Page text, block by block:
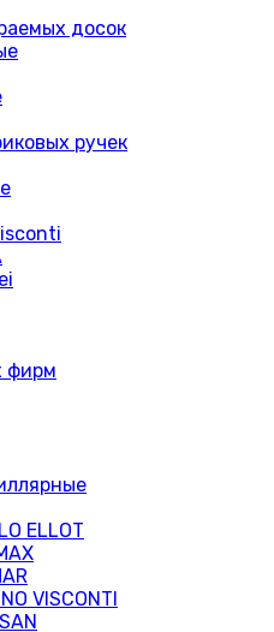
досок
ручек
фирм
ELLOT
VISCONTI